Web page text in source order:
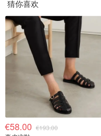
猜你喜欢
€58.00 €193.00